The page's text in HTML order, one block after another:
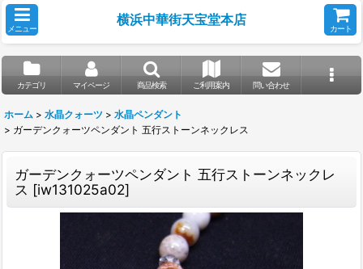
メニュー
横浜中華街天宝堂本店
カート
カテゴリ マイページ 商品検索 ご利用案内 問い合わせ
ホーム > 水晶クォーツ > 水晶ペンダント
> ガーデンクォーツペンダント 五行ストーンネックレス
ガーデンクォーツペンダント 五行ストーンネックレ
ス [iw131025a02]